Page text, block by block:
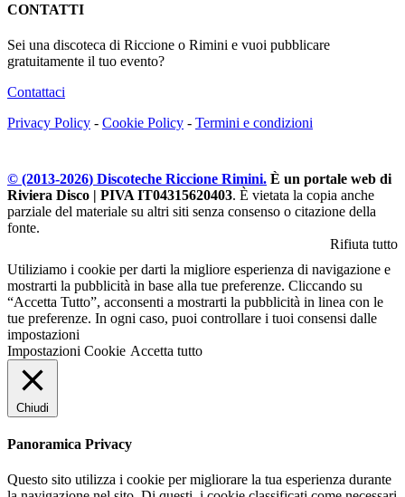
CONTATTI
Sei una discoteca di Riccione o Rimini e vuoi pubblicare
gratuitamente il tuo evento?
Contattaci
Privacy Policy - Cookie Policy - Termini e condizioni
© (2013-2026) Discoteche Riccione Rimini. È un portale web di
Riviera Disco | PIVA IT04315620403. È vietata la copia anche
parziale del materiale su altri siti senza consenso o citazione della
fonte.
Rifiuta tutto
Utiliziamo i cookie per darti la migliore esperienza di navigazione e
mostrarti la pubblicità in base alla tue preferenze. Cliccando su
“Accetta Tutto”, acconsenti a mostrarti la pubblicità in linea con le
tue preferenze. In ogni caso, puoi controllare i tuoi consensi dalle
impostazioni
Impostazioni Cookie Accetta tutto
Chiudi
Panoramica Privacy
Questo sito utilizza i cookie per migliorare la tua esperienza durante